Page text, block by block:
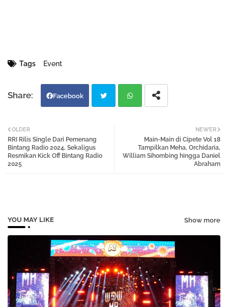
Tags Event
Facebook
NEWER
Main-Main di Cipete Vol 18
Tampilkan Meha, Orchidaria,
William Sihombing hingga Daniel
Abraham
OLDER
RRI Rilis Single Dari Pemenang
Bintang Radio 2024, Sekaligus
Resmikan Kick Off Bintang Radio
2025
YOU MAY LIKE Show more